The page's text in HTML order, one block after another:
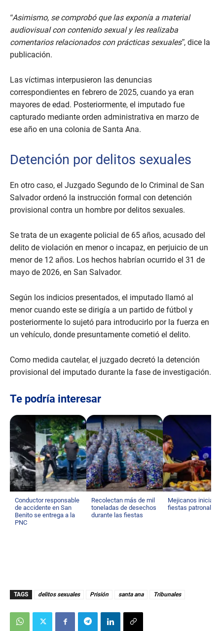
“Asimismo, se comprobó que las exponía a material
audiovisual con contenido sexual y les realizaba
comentarios relacionados con prácticas sexuales”, dice la
publicación.
Las víctimas interpusieron las denuncias
correspondientes en febrero de 2025, cuando ya eran
mayores de edad. Posteriormente, el imputado fue
capturado mediante orden administrativa en marzo de
ese año en una colonia de Santa Ana.
Detención por delitos sexuales
En otro caso, el Juzgado Segundo de lo Criminal de San
Salvador ordenó la instrucción formal con detención
provisional contra un hombre por delitos sexuales.
Se trata de un exagente policial de 65 años, acusado del
delito de violación en menor o incapaz, en perjuicio de un
menor de 12 años. Los hechos habrían ocurrido el 31 de
mayo de 2026, en San Salvador.
Según los indicios presentados, el imputado llamó al
menor cuando este se dirigía a un partido de fútbol y
posteriormente lo sujetó para introducirlo por la fuerza en
un vehículo, donde presuntamente cometió el delito.
Como medida cautelar, el juzgado decretó la detención
provisional del imputado durante la fase de investigación.
Te podría interesar
Conductor responsable
de accidente en San
Benito se entrega a la
PNC
Recolectan más de mil
toneladas de desechos
durante las fiestas
Mejicanos inicia
fiestas patronales
TAGS delitos sexuales Prisión santa ana Tribunales